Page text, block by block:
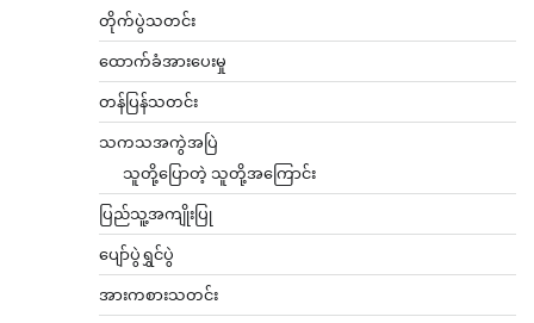
တိုက်ပွဲသတင်း
ထောက်ခံအားပေးမှု
တန်ပြန်သတင်း
သကသအကွဲအပြဲ
သူတို့ပြောတဲ့ သူတို့အကြောင်း
ပြည်သူ့အကျိုးပြု
ပျော်ပွဲရွှင်ပွဲ
အားကစားသတင်း